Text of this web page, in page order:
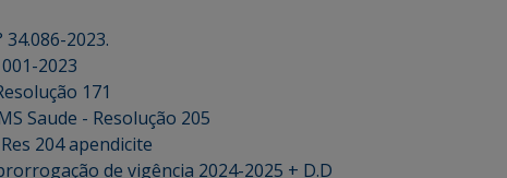
2023.
2023
171
Saude - Resolução 205
204 apendicite
de vigência 2024-2025 + D.D